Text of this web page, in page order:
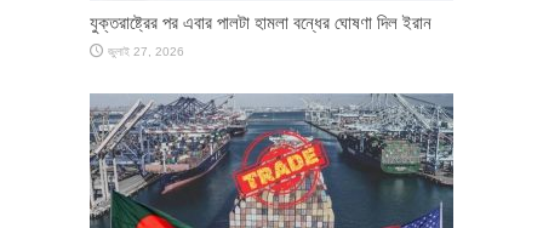
যুক্তরাষ্ট্রের পর এবার পালটা হামলা বন্ধের ঘোষণা দিল ইরান
জুলাই 27, 2026